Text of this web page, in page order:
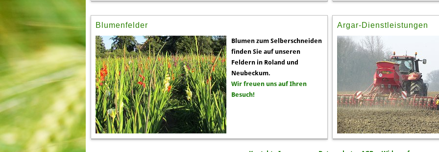
Blumenfelder
Blumen zum Selberschneiden
finden Sie auf unseren
Feldern in Roland und
Neubeckum.
Wir freuen uns auf Ihren
Besuch!
Argar-Dienstleistungen